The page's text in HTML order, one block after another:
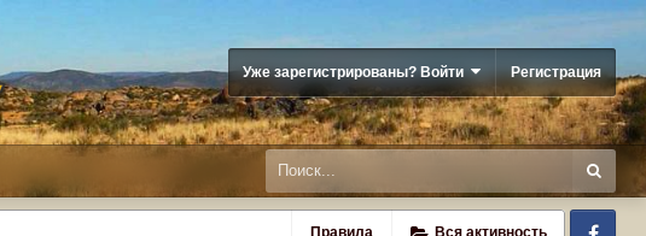
Уже зарегистрированы? Войти Регистрация
Правила Вся активность